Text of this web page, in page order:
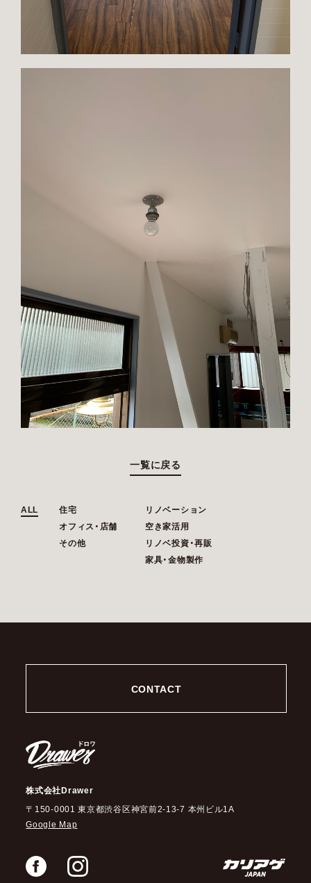
一覧に戻る
ALL
住宅
オフィス・店舗
その他
リノベーション
空き家活用
リノベ投資・再販
家具・金物製作
CONTACT
株式会社Drawer
〒150-0001 東京都渋谷区神宮前2-13-7 本州ビル1A
Google Map